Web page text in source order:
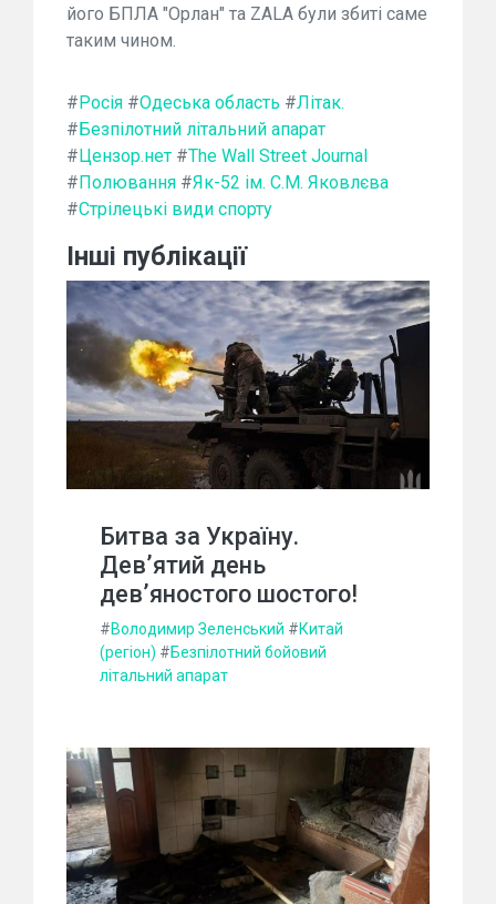
його БПЛА "Орлан" та ZALA були збиті саме
таким чином.
# Росія #Одеська область #Літак.
# Безпілотний літальний апарат
# Цензор.нет #The Wall Street Journal
# Полювання #Як-52 ім. С.М. Яковлєва
#Стрілецькі види спорту
Інші публікації
Битва за Україну.
Дев’ятий день
дев’яностого шостого!
#Володимир Зеленський #Китай
(регіон) #Безпілотний бойовий
літальний апарат